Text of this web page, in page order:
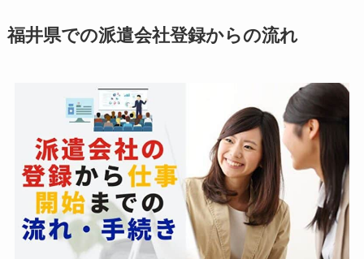
福井県での派遣会社登録からの流れ